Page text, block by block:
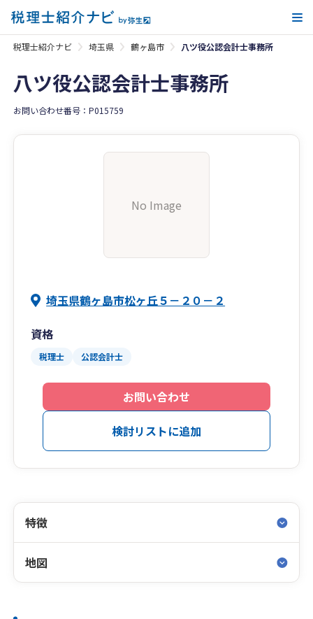
税理士紹介ナビ 埼玉県 鶴ヶ島市 八ツ役公認会計士事務所
八ツ役公認会計士事務所
お問い合わせ番号：P015759
No Image
埼玉県鶴ヶ島市松ヶ丘５－２０－２
資格
税理士 公認会計士
お問い合わせ
検討リストに追加
特徴
地図